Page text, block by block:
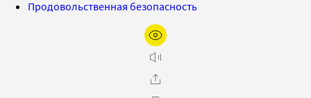
Продовольственная безопасность